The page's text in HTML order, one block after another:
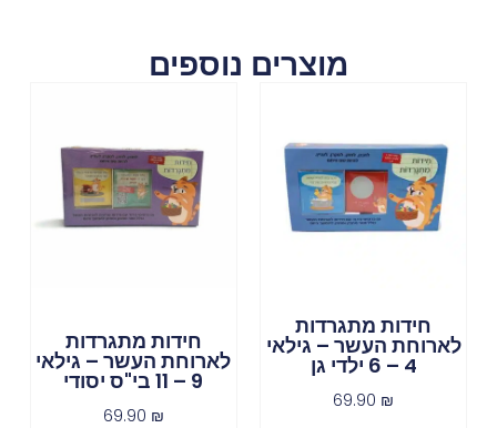
מוצרים נוספים
חידות מתגרדות
לארוחת העשר – גילאי
4 – 6 ילדי גן
69.90 ₪
חידות מתגרדות
לארוחת העשר – גילאי
9 – 11 בי"ס יסודי
69.90 ₪